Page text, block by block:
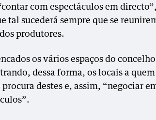
com espectáculos em
tal sucederá sempre que se
produtores.
os vários espaços do
dessa forma, os locais a
destes e, assim, “negociar